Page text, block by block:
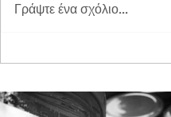
Exports Awards 2026
Γράψτε ένα σχόλιο...